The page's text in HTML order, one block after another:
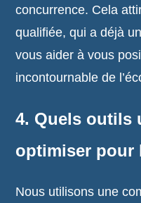
concurrence. Cela
qualifiée, qui a déjà
vous aider à vous
incontournable de
4. Quels outils
optimiser pour
Nous utilisons une